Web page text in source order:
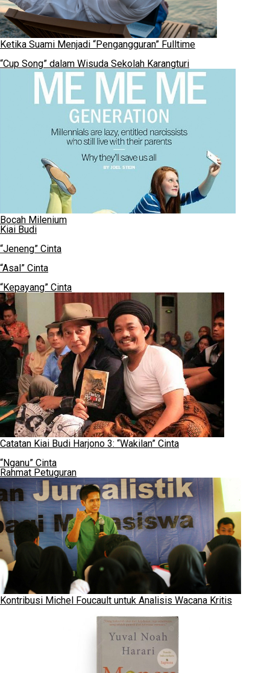
Ketika Suami Menjadi “Pengangguran” Fulltime
“Cup Song” dalam Wisuda Sekolah Karangturi
Bocah Milenium
Kiai Budi
“Jeneng” Cinta
“Asal” Cinta
“Kepayang” Cinta
Catatan Kiai Budi Harjono 3: “Wakilan” Cinta
“Nganu” Cinta
Rahmat Petuguran
Kontribusi Michel Foucault untuk Analisis Wacana Kritis